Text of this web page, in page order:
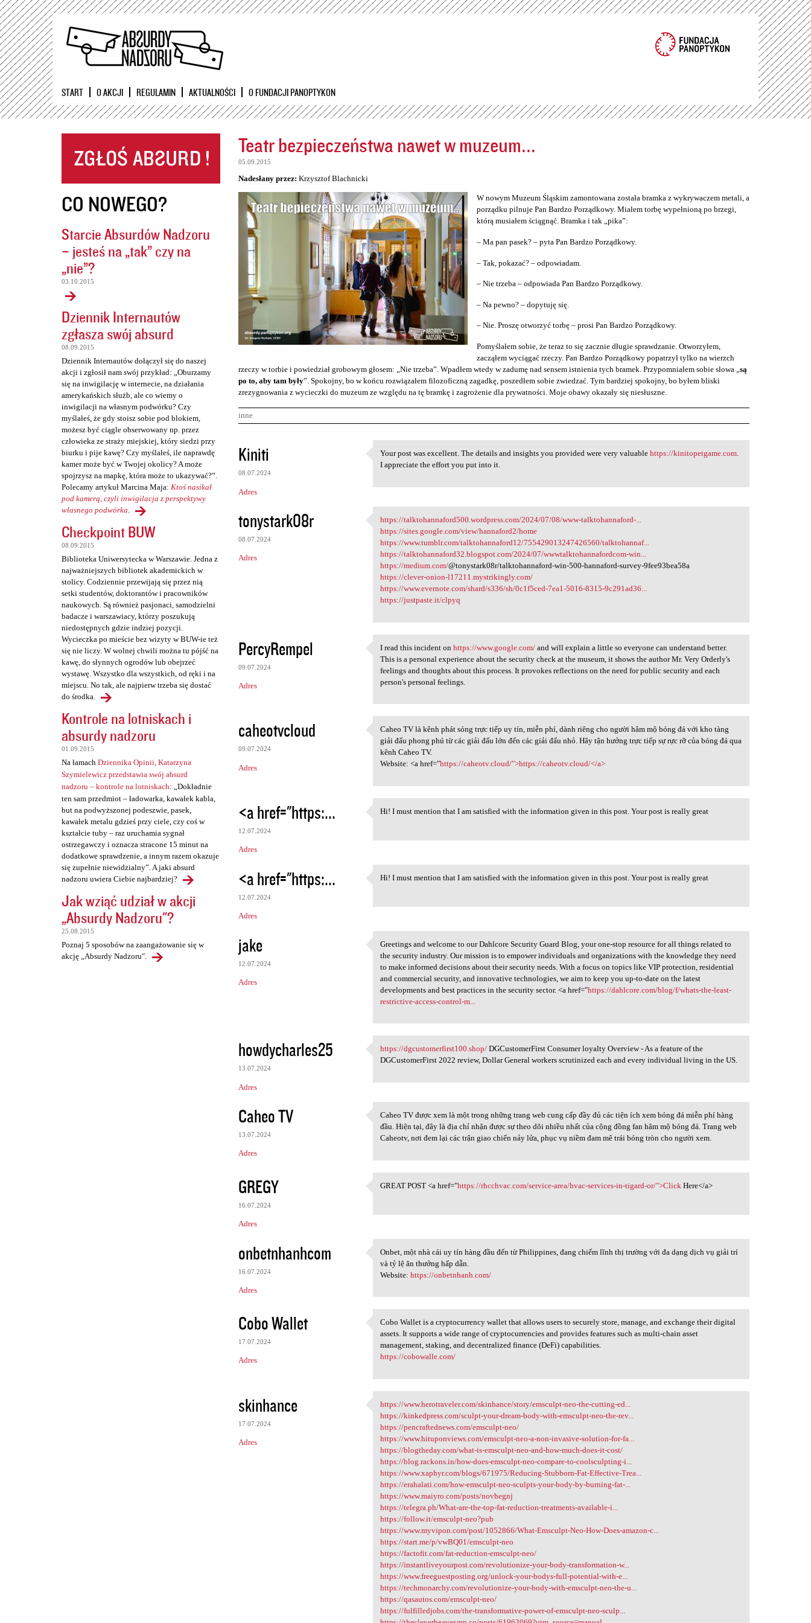
Przejdź
START O AKCJI REGULAMIN AKTUALNOŚCI O FUNDACJI PANOPTYKON
CO NOWEGO?
Starcie Absurdów Nadzoru
– jesteś na „tak” czy na
„nie”?
03.10.2015
Dziennik Internautów
zgłasza swój absurd
08.09.2015
Dziennik Internautów dołączył się do naszej
akcji i zgłosił nam swój przykład: „Oburzamy
się na inwigilację w internecie, na działania
amerykańskich służb, ale co wiemy o
inwigilacji na własnym podwórku? Czy
myślałeś, że gdy stoisz sobie pod blokiem,
możesz być ciągle obserwowany np. przez
człowieka ze straży miejskiej, który siedzi przy
biurku i pije kawę? Czy myślałeś, ile naprawdę
kamer może być w Twojej okolicy? A może
spojrzysz na mapkę, która może to ukazywać?”.
Polecamy artykuł Marcina Maja: Ktoś nasikał
pod kamerą, czyli inwigilacja z perspektywy
własnego podwórka.
Checkpoint BUW
08.09.2015
Biblioteka Uniwersytecka w Warszawie. Jedna z
najważniejszych bibliotek akademickich w
stolicy. Codziennie przewijają się przez nią
setki studentów, doktorantów i pracowników
naukowych. Są również pasjonaci, samodzielni
badacze i warszawiacy, którzy poszukują
niedostępnych gdzie indziej pozycji.
Wycieczka po mieście bez wizyty w BUW-ie też
się nie liczy. W wolnej chwili można tu pójść na
kawę, do słynnych ogrodów lub obejrzeć
wystawę. Wszystko dla wszystkich, od ręki i na
miejscu. No tak, ale najpierw trzeba się dostać
do środka.
Kontrole na lotniskach i
absurdy nadzoru
01.09.2015
Na łamach Dziennika Opinii, Katarzyna
Szymielewicz przedstawia swój absurd
nadzoru – kontrole na lotniskach: „Dokładnie
ten sam przedmiot – ładowarka, kawałek kabla,
but na podwyższonej podeszwie, pasek,
kawałek metalu gdzieś przy ciele, czy coś w
kształcie tuby – raz uruchamia sygnał
ostrzegawczy i oznacza stracone 15 minut na
dodatkowe sprawdzenie, a innym razem okazuje
się zupełnie niewidzialny”. A jaki absurd
nadzoru uwiera Ciebie najbardziej?
Jak wziąć udział w akcji
„Absurdy Nadzoru"?
25.08.2015
Poznaj 5 sposobów na zaangażowanie się w
akcję „Absurdy Nadzoru".
Teatr bezpieczeństwa nawet w muzeum...
05.09.2015
Nadesłany przez: Krzysztof Blachnicki
W nowym Muzeum Śląskim zamontowana została bramka z wykrywaczem metali, a
porządku pilnuje Pan Bardzo Porządkowy. Miałem torbę wypełnioną po brzegi,
którą musiałem ściągnąć. Bramka i tak „pika”:
– Ma pan pasek? – pyta Pan Bardzo Porządkowy.
– Tak, pokazać? – odpowiadam.
– Nie trzeba – odpowiada Pan Bardzo Porządkowy.
– Na pewno? – dopytuję się.
– Nie. Proszę otworzyć torbę – prosi Pan Bardzo Porządkowy.
Pomyślałem sobie, że teraz to się zacznie długie sprawdzanie. Otworzyłem,
zacząłem wyciągać rzeczy. Pan Bardzo Porządkowy popatrzył tylko na wierzch
rzeczy w torbie i powiedział grobowym głosem: „Nie trzeba”. Wpadłem wtedy w zadumę nad sensem istnienia tych bramek. Przypomniałem sobie słowa „ są
po to, aby tam były”. Spokojny, bo w końcu rozwiązałem filozoficzną zagadkę, poszedłem sobie zwiedzać. Tym bardziej spokojny, bo byłem bliski
zrezygnowania z wycieczki do muzeum ze względu na tę bramkę i zagrożenie dla prywatności. Moje obawy okazały się niesłuszne.
inne
K
o
m
e
n
t
r
Kiniti
08.07.2024
Adres
Your post was excellent. The
Your post was excellent. The details and insights you provided were very valuablehttps://kinitopetgame.com.
I appreciate the effort you put into it.
tonystark08r
08.07.2024
Adres
https://talktohannaford500
https://talktohannaford500.wordpress.com/2024/07/08/www-talktohannaford-...
https://sites.google.com/view/hannaford2/home
https://www.tumblr.com/talktohannaford12/755429013247426560/talktohannaf...
https://talktohannaford32.blogspot.com/2024/07/wwwtalktohannafordcom-win...
https://medium.com/@tonystark08r/talktohannaford-win-500-hannaford-survey-9fee93bea58a
https://clever-onion-l17211.mystrikingly.com/
https://www.evernote.com/shard/s336/sh/0c1f5ced-7ea1-5016-8315-9c291ad36...
https://justpaste.it/clpyq
PercyRempel
09.07.2024
Adres
I read this incident on https
I read this incident onhttps://www.google.com/ and will explain a little so everyone can understand better.
This is a personal experience about the security check at the museum, it shows the author Mr. Very Orderly's
feelings and thoughts about this process. It provokes reflections on the need for public security and each
person's personal feelings.
caheotvcloud
09.07.2024
Adres
Caheo TV là kênh phát sóng
Caheo TV là kênh phát sóng trực tiếp uy tín, miễn phí, dành riêng cho người hâm mộ bóng đá với kho tàng
giải đấu phong phú từ các giải đấu lớn đến các giải đấu nhỏ. Hãy tận hưởng trực tiếp sự rực rỡ của bóng đá qua
kênh Caheo TV.
Website: <a href="https://caheotv.cloud/">https://caheotv.cloud/</a>
<a href="https:...
12.07.2024
Adres
Hi! I must mention that I am satisfied with the information given in this post. Your post is really great
<a href="https:...
12.07.2024
Adres
Hi! I must mention that I am satisfied with the information given in this post. Your post is really great
jake
12.07.2024
Adres
Greetings and welcome to our
Greetings and welcome to our Dahlcore Security Guard Blog, your one-stop resource for all things related to
the security industry. Our mission is to empower individuals and organizations with the knowledge they need
to make informed decisions about their security needs. With a focus on topics like VIP protection, residential
and commercial security, and innovative technologies, we aim to keep you up-to-date on the latest
developments and best practices in the security sector. <a href="https://dahlcore.com/blog/f/whats-the-least-
restrictive-access-control-m...
howdycharles25
13.07.2024
Adres
https://dgcustomerfirst100
https://dgcustomerfirst100.shop/ DGCustomerFirst Consumer loyalty Overview - As a feature of the
DGCustomerFirst 2022 review, Dollar General workers scrutinized each and every individual living in the US.
Caheo TV
13.07.2024
Adres
Caheo TV được xem là một
Caheo TV được xem là một trong những trang web cung cấp đầy đủ các tiện ích xem bóng đá miễn phí hàng
đầu. Hiện tại, đây là địa chỉ nhận được sự theo dõi nhiều nhất của cộng đồng fan hâm mộ bóng đá. Trang web
Caheotv, nơi đem lại các trận giao chiến nảy lửa, phục vụ niềm đam mê trái bóng tròn cho người xem.
GREGY
16.07.2024
Adres
GREAT POST <a href="https:/
GREAT POST <a href="https://rhcchvac.com/service-area/hvac-services-in-tigard-or/">Click Here</a>
onbetnhanhcom
16.07.2024
Adres
Onbet, một nhà cái uy tín
Onbet, một nhà cái uy tín hàng đầu đến từ Philippines, đang chiếm lĩnh thị trường với đa dạng dịch vụ giải trí
và tỷ lệ ăn thưởng hấp dẫn.
Website:https://onbetnhanh.com/
Cobo Wallet
17.07.2024
Adres
Cobo Wallet is a
Cobo Wallet is a cryptocurrency wallet that allows users to securely store, manage, and exchange their digital
assets. It supports a wide range of cryptocurrencies and provides features such as multi-chain asset
management, staking, and decentralized finance (DeFi) capabilities.
https://cobowalle.com/
skinhance
17.07.2024
Adres
https://www.herotraveler.com
https://www.herotraveler.com/skinhance/story/emsculpt-neo-the-cutting-ed...
https://kinkedpress.com/sculpt-your-dream-body-with-emsculpt-neo-the-rev...
https://pencraftednews.com/emsculpt-neo/
https://www.hituponviews.com/emsculpt-neo-a-non-invasive-solution-for-fa...
https://blogtheday.com/what-is-emsculpt-neo-and-how-much-does-it-cost/
https://blog.rackons.in/how-does-emsculpt-neo-compare-to-coolsculpting-i...
https://www.xaphyr.com/blogs/671975/Reducing-Stubborn-Fat-Effective-Trea...
https://erahalati.com/how-emsculpt-neo-sculpts-your-body-by-burning-fat-...
https://www.maiyro.com/posts/novhegnj
https://telegra.ph/What-are-the-top-fat-reduction-treatments-available-i...
https://follow.it/emsculpt-neo?pub
https://www.myvipon.com/post/1052866/What-Emsculpt-Neo-How-Does-amazon-c...
https://start.me/p/vwBQ01/emsculpt-neo
https://factofit.com/fat-reduction-emsculpt-neo/
https://instantliveyourpost.com/revolutionize-your-body-transformation-w...
https://www.freeguestposting.org/unlock-your-bodys-full-potential-with-e...
https://techmonarchy.com/revolutionize-your-body-with-emsculpt-neo-the-u...
https://qasautos.com/emsculpt-neo/
https://fulfilledjobs.com/the-transformative-power-of-emsculpt-neo-sculp...